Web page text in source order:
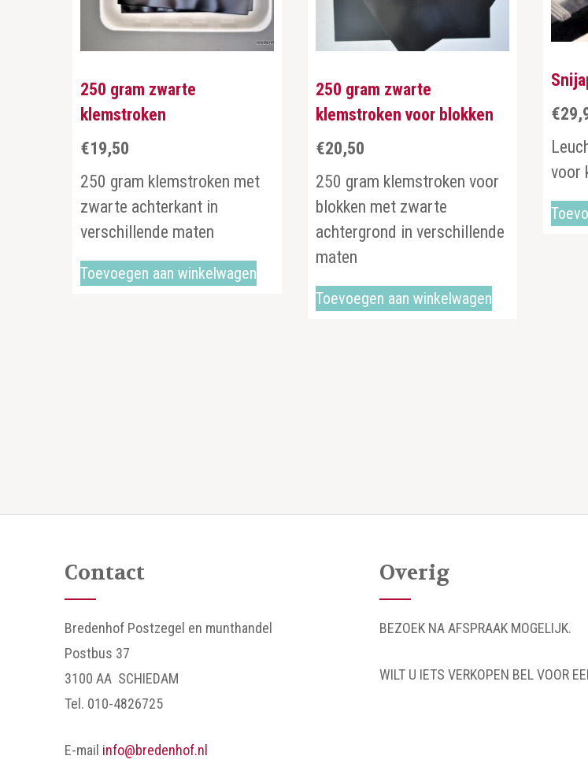
250 gram zwarte
klemstroken
€19,50
250 gram klemstroken met
zwarte achterkant in
verschillende maten
Toevoegen aan winkelwagen
250 gram zwarte
klemstroken voor blokken
€20,50
250 gram klemstroken voor
blokken met zwarte
achtergrond in verschillende
maten
Toevoegen aan winkelwagen
€
voor
Contact
Bredenhof Postzegel en munthandel
Postbus 37
3100 AA SCHIEDAM
Tel. 010-4826725
E-mail info@bredenhof.nl
Overig
BEZOEK NA AFSPRAAK MOGELIJK.
WILT U IETS VERKOPEN BEL VOOR